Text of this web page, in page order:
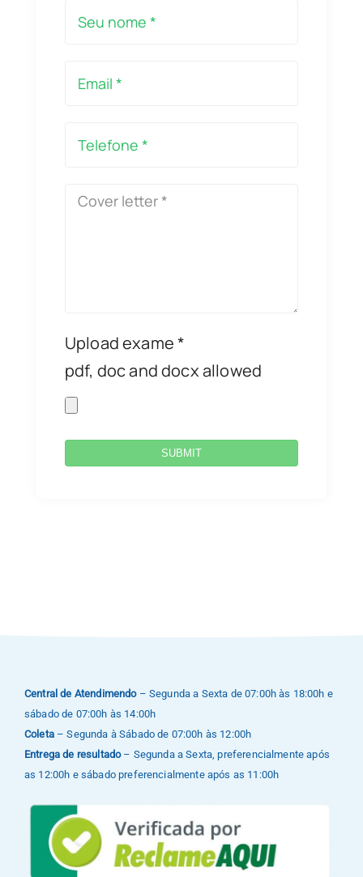
Upload exame *
pdf, doc and docx allowed
SUBMIT
Central de Atendimendo– Segunda a Sexta de 07:00h às 18:00h e
sábado de 07:00h às 14:00h
Coleta– Segunda à Sábado de 07:00h às 12:00h
Entrega de resultado– Segunda a Sexta, preferencialmente após
as 12:00h e sábado preferencialmente após as 11:00h